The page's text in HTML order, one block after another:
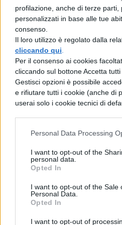
profilazione, anche di terze
personalizzati in base alle tue
consenso.
Il loro utilizzo è regolato dalla
cliccando qui
Per il consenso ai cookies
cliccando sul bottone Accetta
Gestisci opzioni è possibile
e rifiutare tutti i cookie (anche di
userai solo i cookie tecnici di
Personal Data Processing
I want to opt-out of the
personal data.
Opted In
I want to opt-out of the Sale
Personal Data.
Opted In
I want to opt-out of
Andrés, località che
definita “mare dei sette
tonalità presenti in
all’iride
spettacoli più
possano vedere al
viaggi romantici
photo credit:Luz
COMMENTI